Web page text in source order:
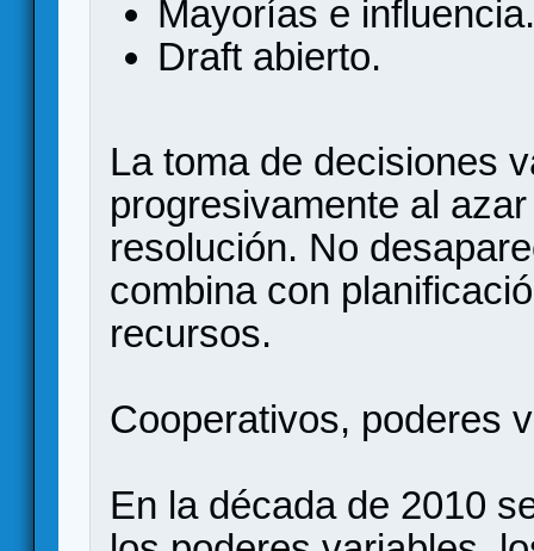
Mayorías e influencia.
Draft abierto.
La toma de decisiones
progresivamente al
resolución. No
combina con
recursos.
Cooperativos, poderes
En la década de 2010